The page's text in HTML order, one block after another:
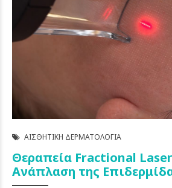
ΑΙΣΘΗΤΙΚΉ ΔΕΡΜΑΤΟΛΟΓΊΑ
Θεραπεία Fractional
Ανάπλαση της